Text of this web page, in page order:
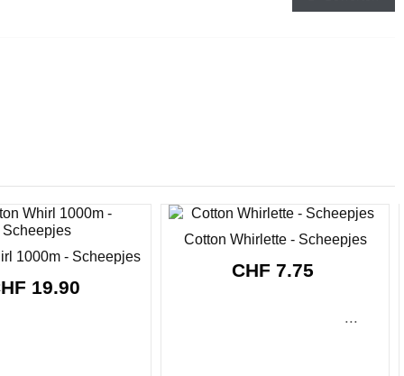
1000m - Scheepjes
19.90
Cotton Whirlette - Scheepjes
CHF 7.75
...